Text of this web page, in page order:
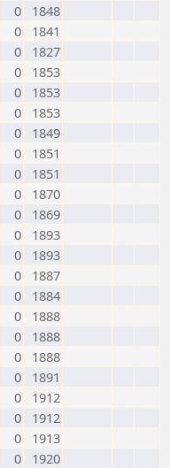
0
1848
0
1841
0
1827
0
1853
0
1853
0
1853
0
1849
0
1851
0
1851
0
1870
0
1869
0
1893
0
1893
0
1887
0
1884
0
1888
0
1888
0
1888
0
1891
0
1912
0
1912
0
1913
0
1920